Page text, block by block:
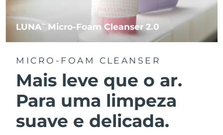
LUNATM Micro-Foam Cleanser 2.0
MICRO-FOAM CLEANSER
Mais leve que o ar.
Para uma limpeza
suave e delicada.